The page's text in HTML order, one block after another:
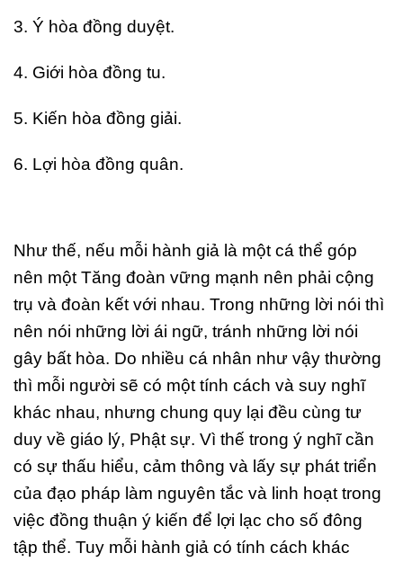
3. Ý hòa đồng duyệt.
4. Giới hòa đồng tu.
5. Kiến hòa đồng giải.
6. Lợi hòa đồng quân.
Như thế, nếu mỗi hành giả là một cá thể góp
nên một Tăng đoàn vững mạnh nên phải cộng
trụ và đoàn kết với nhau. Trong những lời nói thì
nên nói những lời ái ngữ, tránh những lời nói
gây bất hòa. Do nhiều cá nhân như vậy thường
thì mỗi người sẽ có một tính cách và suy nghĩ
khác nhau, nhưng chung quy lại đều cùng tư
duy về giáo lý, Phật sự. Vì thế trong ý nghĩ cần
có sự thấu hiểu, cảm thông và lấy sự phát triển
của đạo pháp làm nguyên tắc và linh hoạt trong
việc đồng thuận ý kiến để lợi lạc cho số đông
tập thể. Tuy mỗi hành giả có tính cách khác